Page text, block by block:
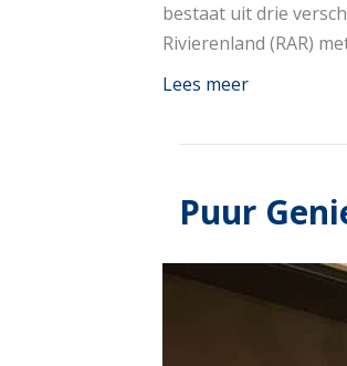
bestaat uit drie
Rivierenland (RAR)
Lees meer
Puur